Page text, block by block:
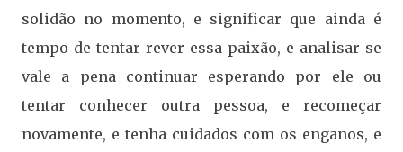
solidão no momento, e significar que ainda é
tempo de tentar rever essa paixão, e analisar se
vale a pena continuar esperando por ele ou
tentar conhecer outra pessoa, e recomeçar
novamente, e tenha cuidados com os enganos, e